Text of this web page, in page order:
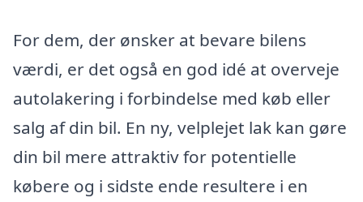
For dem, der ønsker at bevare bilens
værdi, er det også en god idé at overveje
autolakering i forbindelse med køb eller
salg af din bil. En ny, velplejet lak kan gøre
din bil mere attraktiv for potentielle
købere og i sidste ende resultere i en